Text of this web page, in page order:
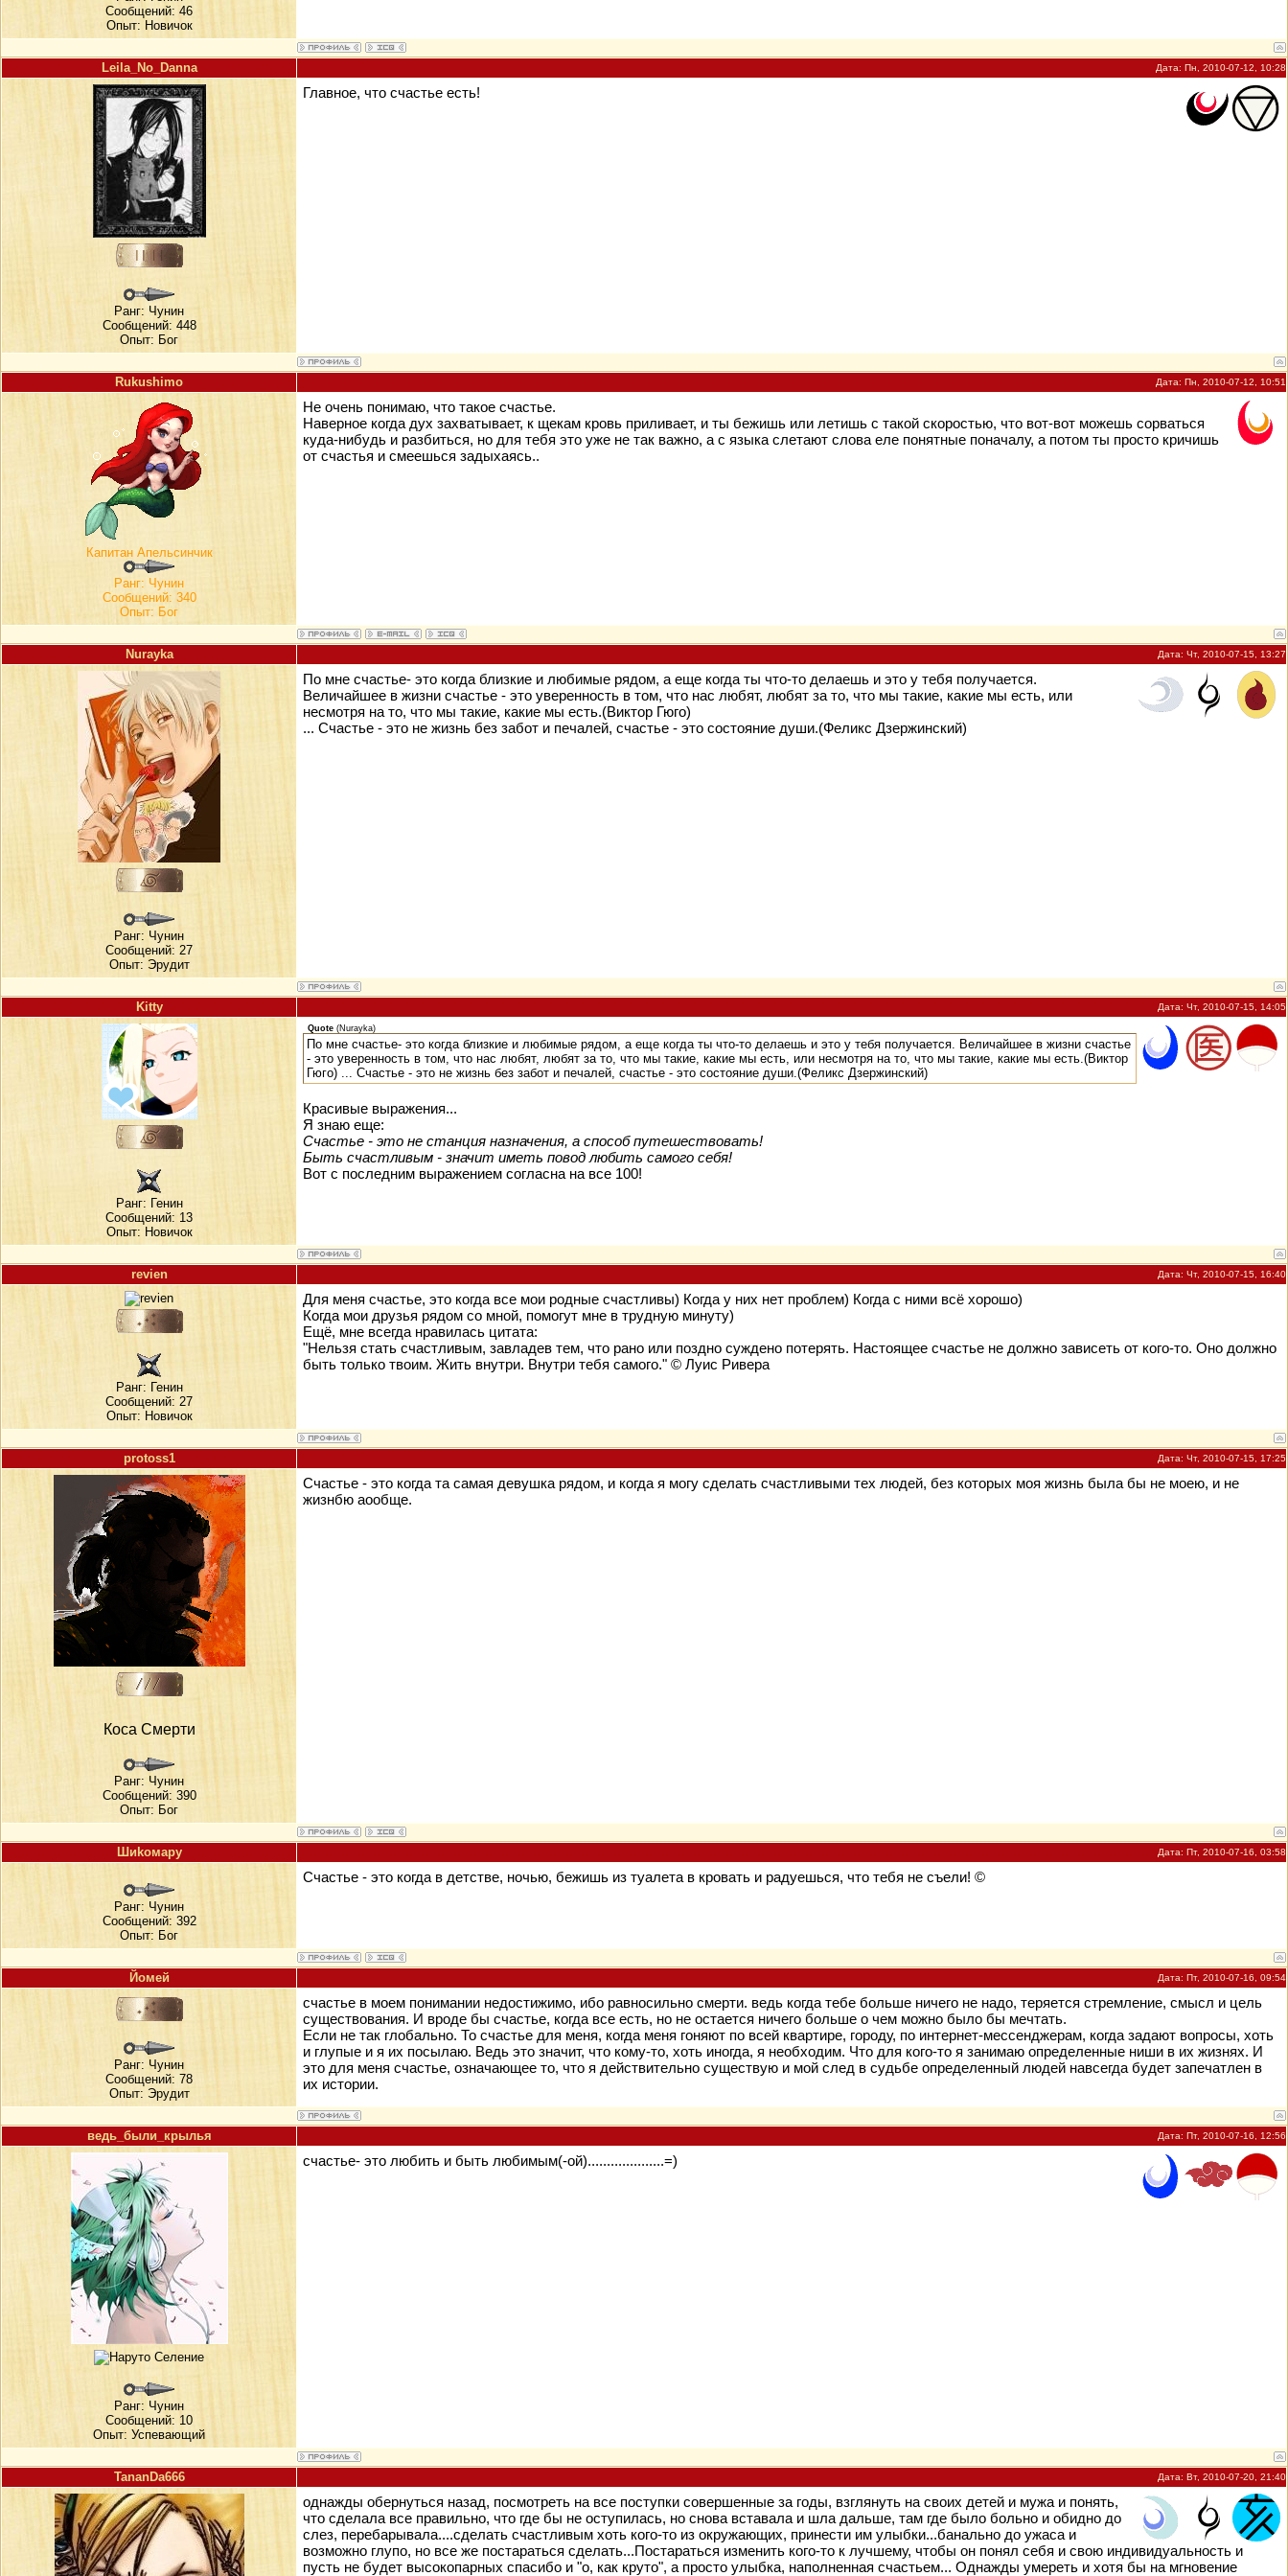
Сообщений: 46
Опыт: Новичок
Leila_No_Danna Дата: Пн, 2010-07-12, 10:28
Ранг: Чунин
Сообщений: 448
Опыт: Бог
Главное, что счастье есть!
Rukushimo Дата: Пн, 2010-07-12, 10:51
Капитан Апельсинчик
Ранг: Чунин
Сообщений: 340
Опыт: Бог
Не очень понимаю, что такое счастье.
Наверное когда дух захватывает, к щекам кровь приливает, и ты бежишь или летишь с такой скоростью, что вот-вот можешь сорваться
куда-нибудь и разбиться, но для тебя это уже не так важно, а с языка слетают слова еле понятные поначалу, а потом ты просто кричишь
от счастья и смеешься задыхаясь..
Nurayka Дата: Чт, 2010-07-15, 13:27
Ранг: Чунин
Сообщений: 27
Опыт: Эрудит
По мне счастье- это когда близкие и любимые рядом, а еще когда ты что-то делаешь и это у тебя получается.
Величайшее в жизни счастье - это уверенность в том, что нас любят, любят за то, что мы такие, какие мы есть, или
несмотря на то, что мы такие, какие мы есть.(Виктор Гюго)
... Счастье - это не жизнь без забот и печалей, счастье - это состояние души.(Феликс Дзержинский)
Kitty Дата: Чт, 2010-07-15, 14:05
Ранг: Генин
Сообщений: 13
Опыт: Новичок
Quote (Nurayka)
По мне счастье- это когда близкие и любимые рядом, а еще когда ты что-то делаешь и это у тебя получается. Величайшее в жизни счастье
- это уверенность в том, что нас любят, любят за то, что мы такие, какие мы есть, или несмотря на то, что мы такие, какие мы есть.(Виктор
Гюго) ... Счастье - это не жизнь без забот и печалей, счастье - это состояние души.(Феликс Дзержинский)
Красивые выражения...
Я знаю еще:
Счастье - это не станция назначения, а способ путешествовать!
Быть счастливым - значит иметь повод любить самого себя!
Вот с последним выражением согласна на все 100!
revien Дата: Чт, 2010-07-15, 16:40
Ранг: Генин
Сообщений: 27
Опыт: Новичок
Для меня счастье, это когда все мои родные счастливы) Когда у них нет проблем) Когда с ними всё хорошо)
Когда мои друзья рядом со мной, помогут мне в трудную минуту)
Ещё, мне всегда нравилась цитата:
"Нельзя стать счастливым, завладев тем, что рано или поздно суждено потерять. Настоящее счастье не должно зависеть от кого-то. Оно должно
быть только твоим. Жить внутри. Внутри тебя самого." © Луис Ривера
protoss1 Дата: Чт, 2010-07-15, 17:25
Коса Смерти
Ранг: Чунин
Сообщений: 390
Опыт: Бог
Счастье - это когда та самая девушка рядом, и когда я могу сделать счастливыми тех людей, без которых моя жизнь была бы не моею, и не
жизнбю аообще.
Шиkомару Дата: Пт, 2010-07-16, 03:58
Ранг: Чунин
Сообщений: 392
Опыт: Бог
Счастье - это когда в детстве, ночью, бежишь из туалета в кровать и радуешься, что тебя не съели! ©
Йомей Дата: Пт, 2010-07-16, 09:54
Ранг: Чунин
Сообщений: 78
Опыт: Эрудит
счастье в моем понимании недостижимо, ибо равносильно смерти. ведь когда тебе больше ничего не надо, теряется стремление, смысл и цель
существования. И вроде бы счастье, когда все есть, но не остается ничего больше о чем можно было бы мечтать.
Если не так глобально. То счастье для меня, когда меня гоняют по всей квартире, городу, по интернет-мессенджерам, когда задают вопросы, хоть
и глупые и я их посылаю. Ведь это значит, что кому-то, хоть иногда, я необходим. Что для кого-то я занимаю определенные ниши в их жизнях. И
это для меня счастье, означающее то, что я действительно существую и мой след в судьбе определенный людей навсегда будет запечатлен в
их истории.
ведь_были_крылья Дата: Пт, 2010-07-16, 12:56
Ранг: Чунин
Сообщений: 10
Опыт: Успевающий
счастье- это любить и быть любимым(-ой)....................=)
TananDa666 Дата: Вт, 2010-07-20, 21:40
однажды обернуться назад, посмотреть на все поступки совершенные за годы, взглянуть на своих детей и мужа и понять,
что сделала все правильно, что где бы не оступилась, но снова вставала и шла дальше, там где было больно и обидно до
слез, перебарывала....сделать счастливым хоть кого-то из окружающих, принести им улыбки...банально до ужаса и
возможно глупо, но все же постараться сделать...Постараться изменить кого-то к лучшему, чтобы он понял себя и свою индивидуальность и
пусть не будет высокопарных спасибо и "о, как круто", а просто улыбка, наполненная счастьем... Однажды умереть и хотя бы на мгновение